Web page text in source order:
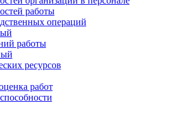
работы
операций
работы
ресурсов
работ